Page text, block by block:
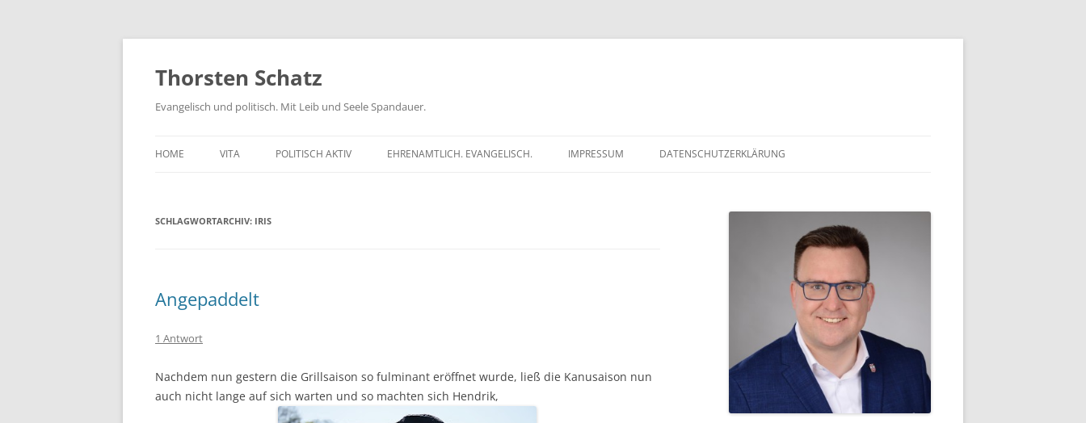
Zum
springen
Thorsten Schatz
Evangelisch und politisch. Mit Leib und Seele Spandauer.
HOME VITA POLITISCH AKTIV EHRENAMTLICH. EVANGELISCH. IMPRESSUM DATENSCHUTZERKLÄRUNG
SCHLAGWORTARCHIV: IRIS
Angepaddelt
1 Antwort
Nachdem nun gestern die Grillsaison so fulminant eröffnet wurde, ließ die Kanusaison nun
auch nicht lange auf sich warten und so machten sich Hendrik,